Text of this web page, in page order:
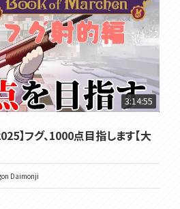
3:14:55
】フグ、1000点目指します【大
Daimonji